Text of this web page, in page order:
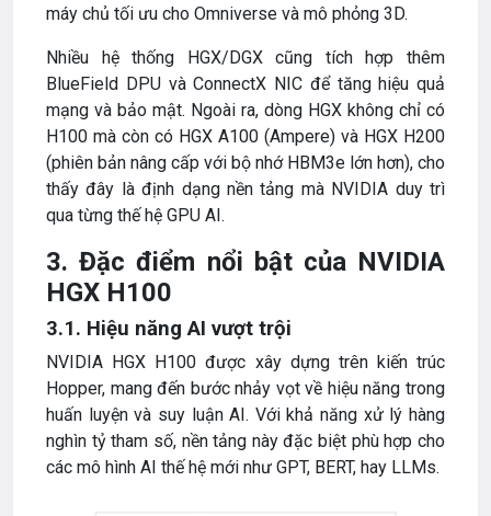
máy chủ tối ưu cho Omniverse và mô phỏng 3D.
Nhiều hệ thống HGX/DGX cũng tích hợp thêm
BlueField DPU và ConnectX NIC để tăng hiệu quả
mạng và bảo mật. Ngoài ra, dòng HGX không chỉ có
H100 mà còn có HGX A100 (Ampere) và HGX H200
(phiên bản nâng cấp với bộ nhớ HBM3e lớn hơn), cho
thấy đây là định dạng nền tảng mà NVIDIA duy trì
qua từng thế hệ GPU AI.
3. Đặc điểm nổi bật của NVIDIA
HGX H100
3.1. Hiệu năng AI vượt trội
NVIDIA HGX H100 được xây dựng trên kiến trúc
Hopper, mang đến bước nhảy vọt về hiệu năng trong
huấn luyện và suy luận AI. Với khả năng xử lý hàng
nghìn tỷ tham số, nền tảng này đặc biệt phù hợp cho
các mô hình AI thế hệ mới như GPT, BERT, hay LLMs.